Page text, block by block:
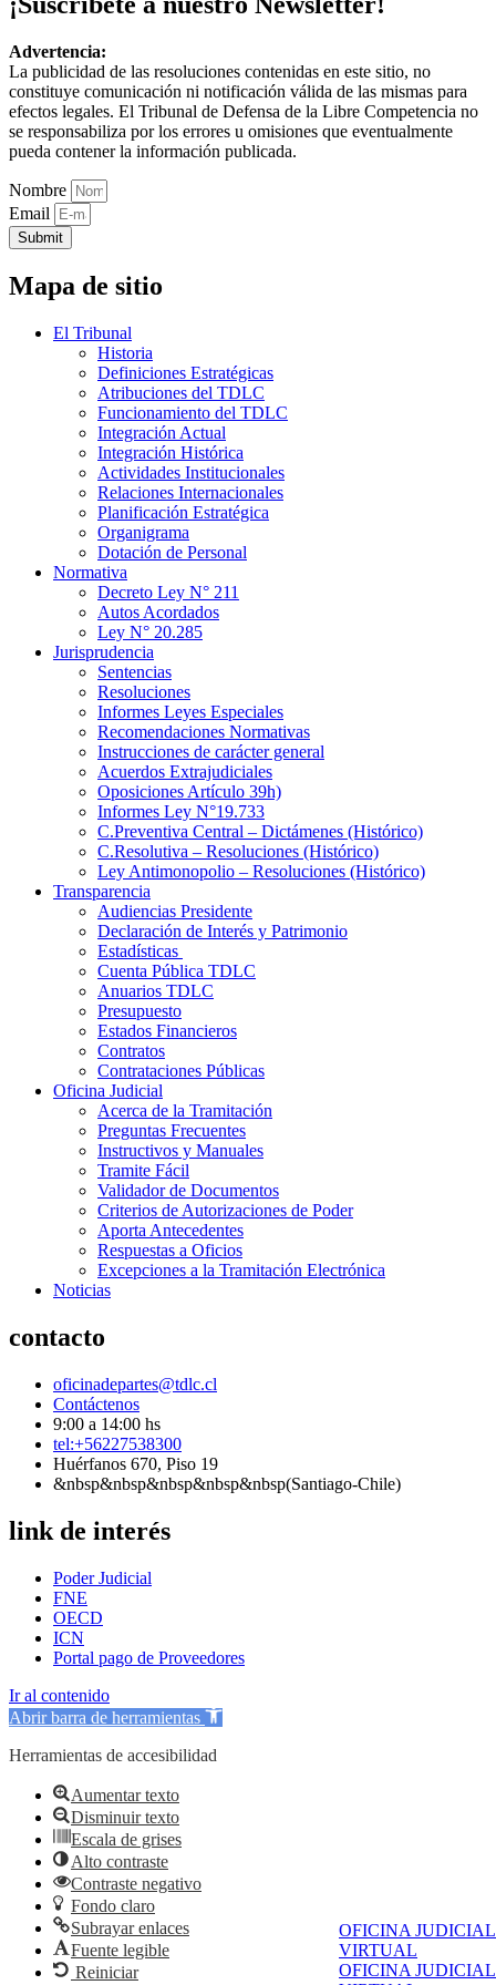
OFICINA JUDICIAL
VIRTUAL
OFICINA JUDICIAL
Advertencia:
La publicidad de las resoluciones contenidas en este sitio, no
constituye comunicación ni notificación válida de las mismas para
efectos legales. El Tribunal de Defensa de la Libre Competencia no
se responsabiliza por los errores u omisiones que eventualmente
pueda contener la información publicada.
Nombre
Email
Submit
Mapa de sitio
El Tribunal
Historia
Definiciones Estratégicas
Atribuciones del TDLC
Funcionamiento del TDLC
Integración Actual
Integración Histórica
Actividades Institucionales
Relaciones Internacionales
Planificación Estratégica
Organigrama
Dotación de Personal
Normativa
Decreto Ley N° 211
Autos Acordados
Ley N° 20.285
Jurisprudencia
Sentencias
Resoluciones
Informes Leyes Especiales
Recomendaciones Normativas
Instrucciones de carácter general
Acuerdos Extrajudiciales
Oposiciones Artículo 39h)
Informes Ley N°19.733
C.Preventiva Central – Dictámenes (Histórico)
C.Resolutiva – Resoluciones (Histórico)
Ley Antimonopolio – Resoluciones (Histórico)
Transparencia
Audiencias Presidente
Declaración de Interés y Patrimonio
Estadísticas
Cuenta Pública TDLC
Anuarios TDLC
Presupuesto
Estados Financieros
Contratos
Contrataciones Públicas
Oficina Judicial
Acerca de la Tramitación
Preguntas Frecuentes
Instructivos y Manuales
Tramite Fácil
Validador de Documentos
Criterios de Autorizaciones de Poder
Aporta Antecedentes
Respuestas a Oficios
Excepciones a la Tramitación Electrónica
Noticias
contacto
oficinadepartes@tdlc.cl
Contáctenos
9:00 a 14:00 hs
tel:+56227538300
Huérfanos 670, Piso 19
&nbsp&nbsp&nbsp&nbsp&nbsp(Santiago-Chile)
link de interés
Poder Judicial
FNE
OECD
ICN
Portal pago de Proveedores
Ir al contenido
Abrir barra de herramientas
Herramientas de accesibilidad
Aumentar texto
Disminuir texto
Escala de grises
Alto contraste
Contraste negativo
Fondo claro
Subrayar enlaces
Fuente legible
Reiniciar